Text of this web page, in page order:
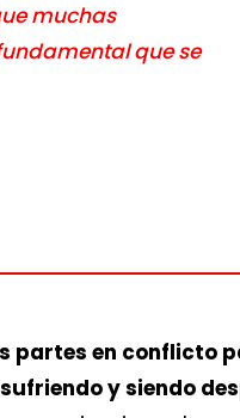
muchas
que se
partes en conflicto
y siendo